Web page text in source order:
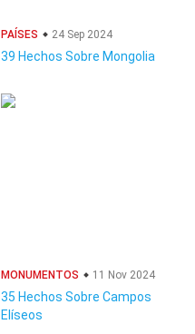
PAÍSES 24 Sep 2024
39 Hechos Sobre Mongolia
MONUMENTOS 11 Nov 2024
35 Hechos Sobre Campos
Elíseos